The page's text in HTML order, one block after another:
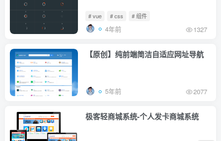
# vue # css # 组件
4年前 1327
【原创】纯前端简洁自适应网址导航
5年前 2077
极客轻商城系统-个人发卡商城系统